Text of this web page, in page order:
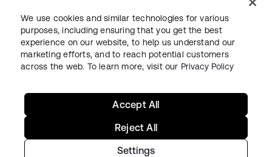
JuridiquePolitique de confidentialité
Conditions d’utilisation du siteSécuritéPlan du site
Paramètres des cookies
We use cookies and similar technologies for various
purposes, including ensuring that you get the best
experience on our website, to help us understand our
marketing efforts, and to reach potential customers
across the web. To learn more, visit our Privacy Policy
Settings
Reject All
Accept All